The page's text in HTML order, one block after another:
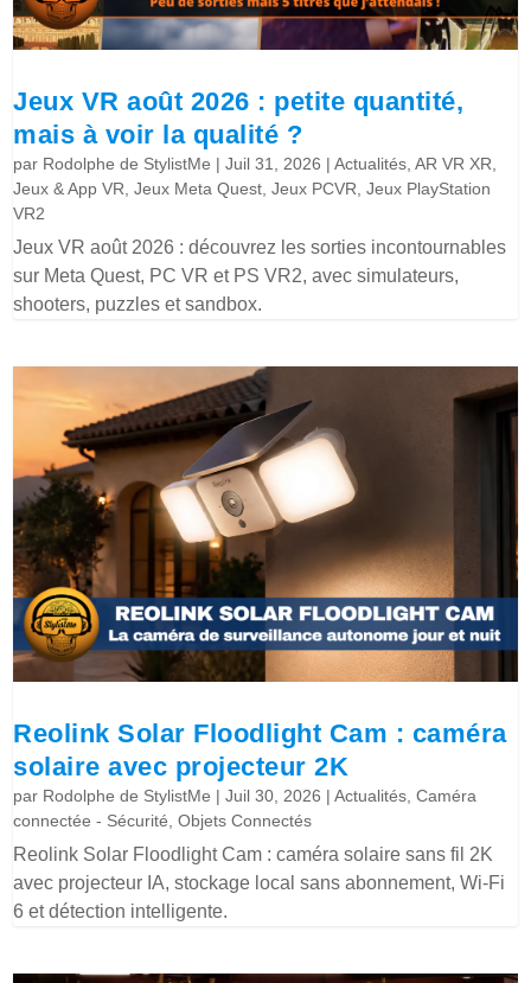
Jeux VR août 2026 : petite quantité,
mais à voir la qualité ?
par Rodolphe de StylistMe |Juil 31, 2026 |Actualités ,AR VR XR
Jeux & App VR ,Jeux Meta Quest ,Jeux PCVR ,Jeux PlayStation
VR2
Jeux VR août 2026 : découvrez les sorties incontournables
sur Meta Quest, PC VR et PS VR2, avec simulateurs,
shooters, puzzles et sandbox.
Reolink Solar Floodlight Cam : caméra
solaire avec projecteur 2K
par Rodolphe de StylistMe |Juil 30, 2026 |Actualités ,Caméra
connectée - Sécurité ,Objets Connectés
Reolink Solar Floodlight Cam : caméra solaire sans fil 2K
avec projecteur IA, stockage local sans abonnement, Wi-Fi
6 et détection intelligente.